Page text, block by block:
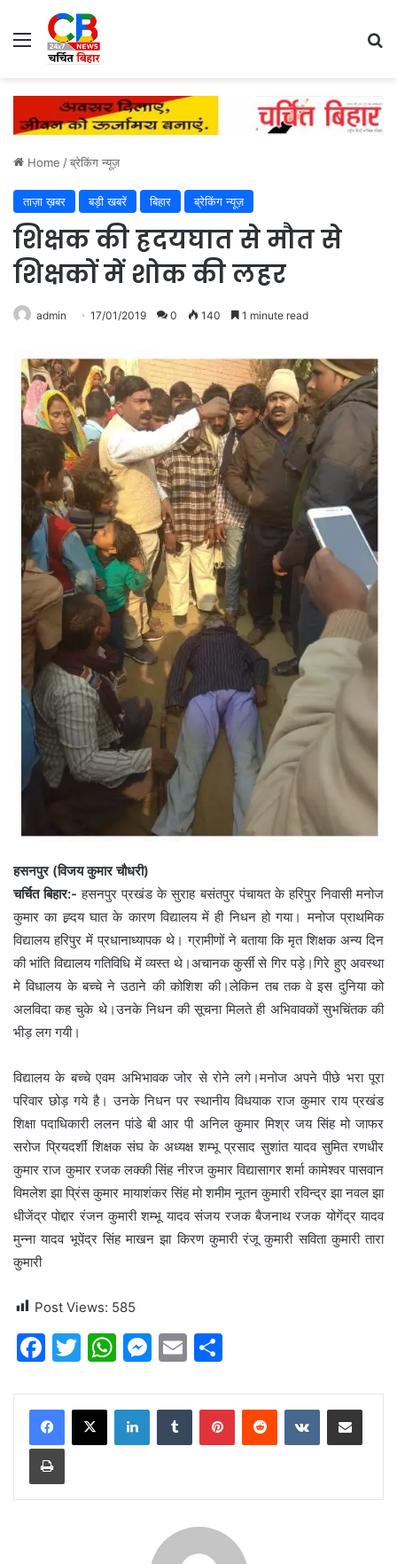
Menu
Home /ब्रेकिंग न्यूज़
ताज़ा ख़बर बड़ी खबरें बिहार ब्रेकिंग न्यूज़
शिक्षक की ह्रदयघात से मौत से
शिक्षकों में शोक की लहर
admin 17/01/2019 0 140 1 minute read
हसनपुर (विजय कुमार चौधरी)
चर्चित बिहार:-हसनपुर प्रखंड के सुराह बसंतपुर पंचायत के हरिपुर निवासी मनोज
कुमार का ह्र्दय घात के कारण विद्यालय में ही निधन हो गया। मनोज प्राथमिक
विद्यालय हरिपुर में प्रधानाध्यापक थे। ग्रामीणों ने बताया कि मृत शिक्षक अन्य दिन
की भांति विद्यालय गतिविधि में व्यस्त थे।अचानक कुर्सी से गिर पड़े।गिरे हुए अवस्था
मे विधालय के बच्चे ने उठाने की कोशिश की।लेकिन तब तक वे इस दुनिया को
अलविदा कह चुके थे।उनके निधन की सूचना मिलते ही अभिवावकों सुभचिंतक की
भीड़ लग गयी।
विद्यालय के बच्चे एवम अभिभावक जोर से रोने लगे।मनोज अपने पीछे भरा पूरा
परिवार छोड़ गये है। उनके निधन पर स्थानीय विधयाक राज कुमार राय प्रखंड
शिक्षा पदाधिकारी ललन पांडे बी आर पी अनिल कुमार मिश्र जय सिंह मो जाफर
सरोज प्रियदर्शी शिक्षक संघ के अध्यक्ष शम्भू प्रसाद सुशांत यादव सुमित रणधीर
कुमार राज कुमार रजक लक्की सिंह नीरज कुमार विद्यासागर शर्मा कामेश्वर पासवान
विमलेश झा प्रिंस कुमार मायाशंकर सिंह मो शमीम नूतन कुमारी रविन्द्र झा नवल झा
धीजेंद्र पोद्दार रंजन कुमारी शम्भू यादव संजय रजक बैजनाथ रजक योगेंद्र यादव
मुन्ना यादव भूपेंद्र सिंह माखन झा किरण कुमारी रंजू कुमारी सविता कुमारी तारा
कुमारी
Post Views: 585
F
c
e
b
o
T
itt
er
W
at
s
M
s
er
E
ai ar
e
LinkedInTumblr PinterestReddit VKontakteShare via Email
Print